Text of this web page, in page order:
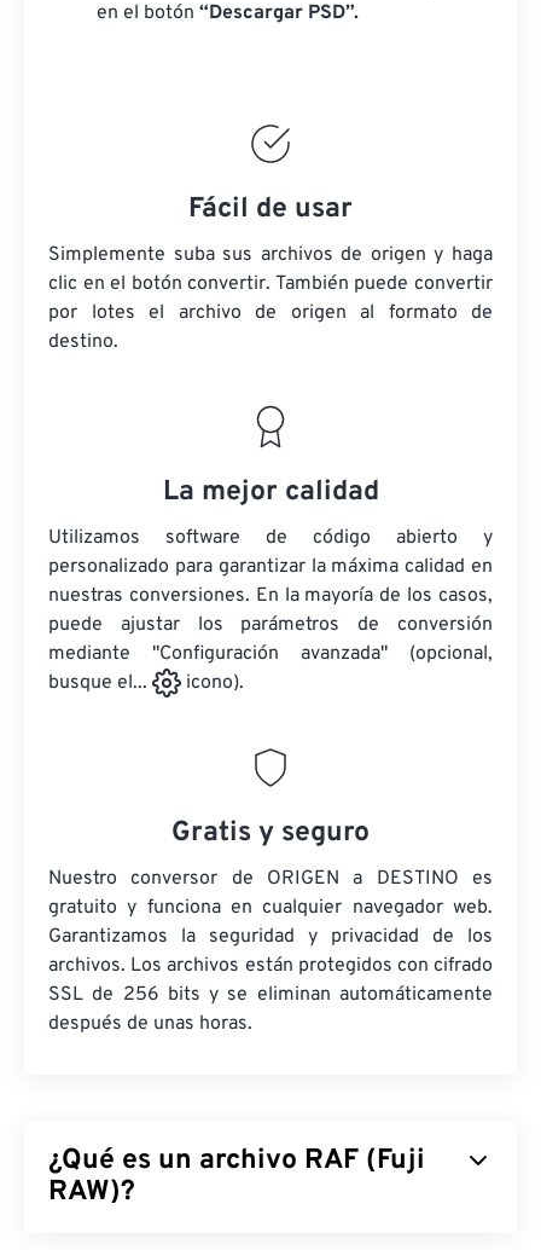
en el botón “Descargar PSD”.
Fácil de usar
Simplemente suba sus archivos de origen y haga
clic en el botón convertir. También puede convertir
por lotes el archivo de origen al formato de
destino.
La mejor calidad
Utilizamos software de código abierto y
personalizado para garantizar la máxima calidad en
nuestras conversiones. En la mayoría de los casos,
puede ajustar los parámetros de conversión
mediante "Configuración avanzada" (opcional,
busque el...
icono).
Gratis y seguro
Nuestro conversor de ORIGEN a DESTINO es
gratuito y funciona en cualquier navegador web.
Garantizamos la seguridad y privacidad de los
archivos. Los archivos están protegidos con cifrado
SSL de 256 bits y se eliminan automáticamente
después de unas horas.
¿Qué es un archivo RAF (Fuji
RAW)?